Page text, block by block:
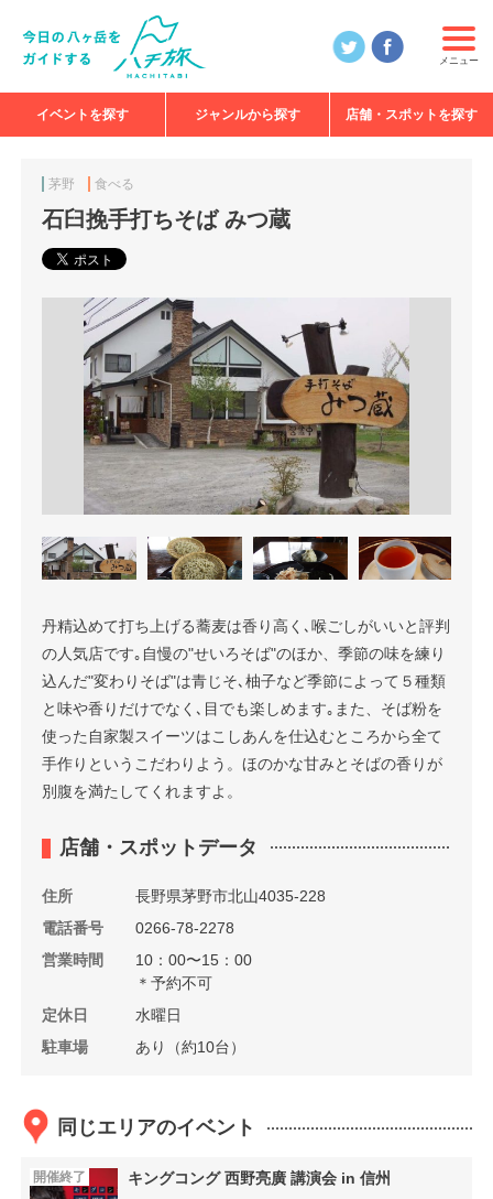
メニュー
イベントを探す ジャンルから探す 店舗・スポットを探す
茅野 食べる
石臼挽手打ちそば みつ蔵
丹精込めて打ち上げる蕎麦は香り高く､喉ごしがいいと評判
の人気店です｡自慢の"せいろそば"のほか、季節の味を練り
込んだ"変わりそば"は青じそ､柚子など季節によって５種類
と味や香りだけでなく､目でも楽しめます｡また、そば粉を
使った自家製スイーツはこしあんを仕込むところから全て
手作りというこだわりよう。ほのかな甘みとそばの香りが
別腹を満たしてくれますよ。
店舗・スポットデータ
住所
長野県茅野市北山4035-228
電話番号
0266-78-2278
営業時間
10：00〜15：00
＊予約不可
定休日
水曜日
駐車場
あり（約10台）
同じエリアのイベント
開催終了 キングコング 西野亮廣 講演会 in 信州